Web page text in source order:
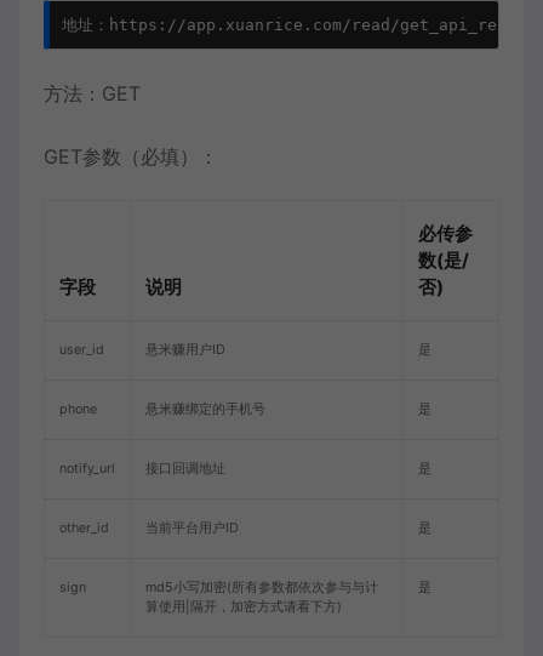
方法：GET
GET参数（必填）：
字段 说明
必传参
数(是/
否)
user_id 悬米赚用户ID 是
phone 悬米赚绑定的手机号 是
notify_url 接口回调地址 是
other_id 当前平台用户ID 是
sign
md5小写加密(所有参数都依次参与与计
算使用|隔开，加密方式请看下方)
是